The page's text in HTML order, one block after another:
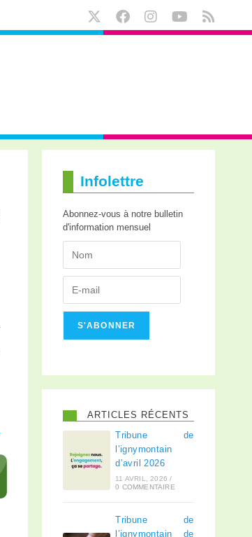
Infolettre
Abonnez-vous à notre bulletin
d'information mensuel
S'ABONNER
ARTICLES RÉCENTS
Tribune de
l’ignymontain
d’avril 2026
11 AVRIL, 2026 /
0 COMMENTAIRE
Tribune de
l’ignymontain de